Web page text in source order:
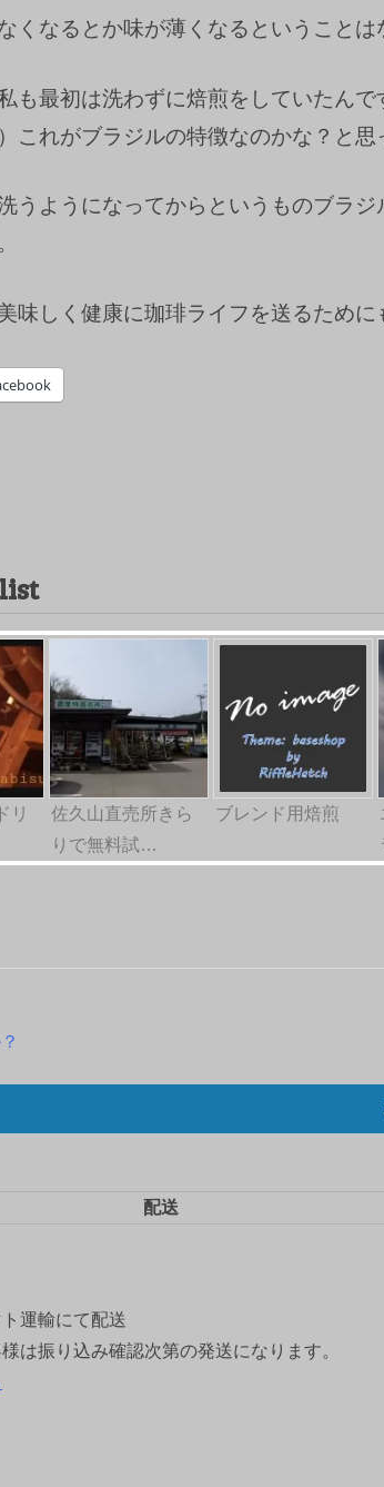
くなるとか味が薄くなるということは
も最初は洗わずに焙煎をしていたん
これがブラジルの特徴なのかな？と
うようになってからというものブラ
味しく健康に珈琲ライフを送るために
リ
佐久山直売所きら
りで無料試…
ブレンド用焙煎
配送
運輸にて配送
は振り込み確認次第の発送になります。